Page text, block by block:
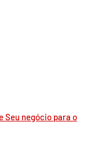
Seu negócio para o